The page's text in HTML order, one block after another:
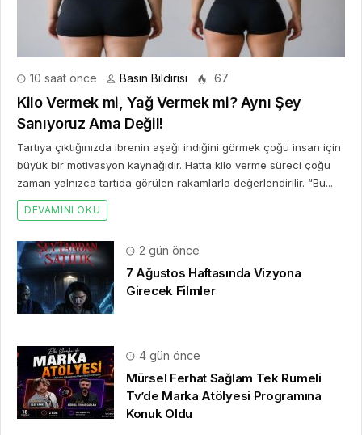
10 saat önce Basın Bildirisi 67
Kilo Vermek mi, Yağ Vermek mi? Aynı Şey
Sanıyoruz Ama Değil!
Tartıya çıktığınızda ibrenin aşağı indiğini görmek çoğu insan için
büyük bir motivasyon kaynağıdır. Hatta kilo verme süreci çoğu
zaman yalnızca tartıda görülen rakamlarla değerlendirilir. “Bu...
DEVAMINI OKU
2 gün önce
7 Ağustos Haftasında Vizyona
Girecek Filmler
4 gün önce
Mürsel Ferhat Sağlam Tek Rumeli
Tv’de Marka Atölyesi Programına
Konuk Oldu